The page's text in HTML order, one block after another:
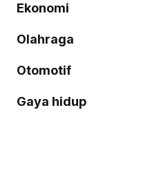
Ekonomi
Olahraga
Otomotif
Gaya hidup